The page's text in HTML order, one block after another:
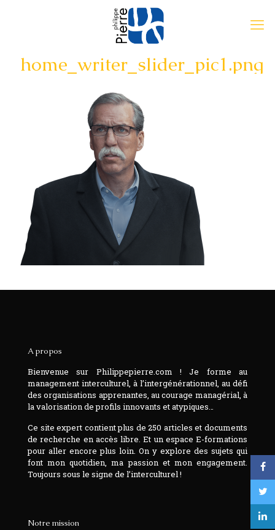
home_writer_slider_pic1.png
A propos
Bienvenue sur Philippepierre.com ! Je forme au
management interculturel, à l’intergénérationnel, au défi
des organisations apprenantes, au courage managérial, à
la valorisation de profils innovants et atypiques…
Ce site expert contient plus de 250 articles et documents
de recherche en accès libre. Et un espace E-formations
pour aller encore plus loin. On y explore des sujets qui
font mon quotidien, ma passion et mon engagement.
Toujours sous le signe de l’interculturel !
Notre mission